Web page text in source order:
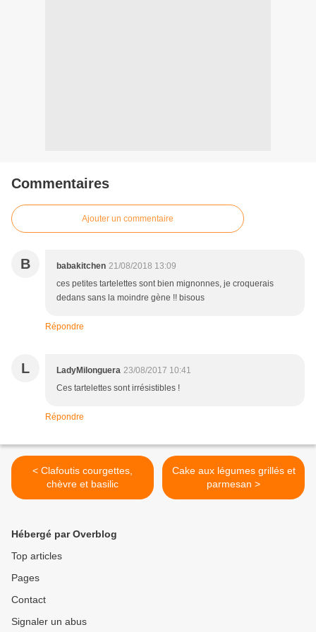
Commentaires
Ajouter un commentaire
B babakitchen 21/08/2018 13:09
ces petites tartelettes sont bien mignonnes, je croquerais
dedans sans la moindre gène !! bisous
Répondre
L LadyMilonguera 23/08/2017 10:41
Ces tartelettes sont irrésistibles !
Répondre
< Clafoutis courgettes,
chèvre et basilic
Cake aux légumes grillés et
parmesan >
Hébergé par Overblog
Top articles
Pages
Contact
Signaler un abus